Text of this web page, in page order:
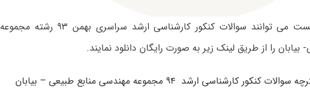
کاربران عزیز مستر تست می توانند سوالات کنکور کارشناسی ارشد سراسری بهمن ۹۳ رشته مجموعه
را از طریق لینک زیر به صورت رایگان دانلود نمایند.
کارشناسی ارشد ۹۴ مجموعه مهندسی منابع طبیعی – بیابان